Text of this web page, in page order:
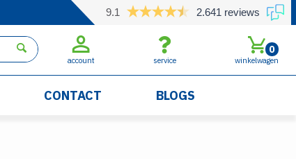
9.1 2.641 reviews
account service winkelwagen
0
CONTACT BLOGS